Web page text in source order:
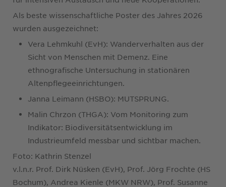
Als beste wissenschaftliche Poster des Jahres 2026
wurden ausgezeichnet:
Vera Lehmkuhl (EvH): Wanderverhalten aus der
Sicht von Menschen mit Demenz. Eine
ethnografische Untersuchung in stationären
Altenpflegeeinrichtungen.
Janna Leimann (HSBO): MUTSPRUNG.
Malin Chrzon (THGA): Vom Monitoring zum
Indikator: Biodiversitätsentwicklung im
Industrieumfeld messbar und sichtbar machen.
Foto: Kathrin Stenzel
v.l.n.r. Prof. Dirk Nüsken (EvH), Prof. Jörg Frochte (HS
Bochum), Andrea Kienle (MKW NRW), Prof. Susanne